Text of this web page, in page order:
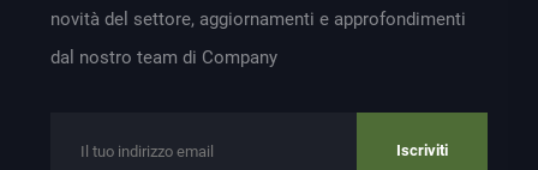
novità del settore, aggiornamenti e approfondimenti
dal nostro team di Company
Iscriviti